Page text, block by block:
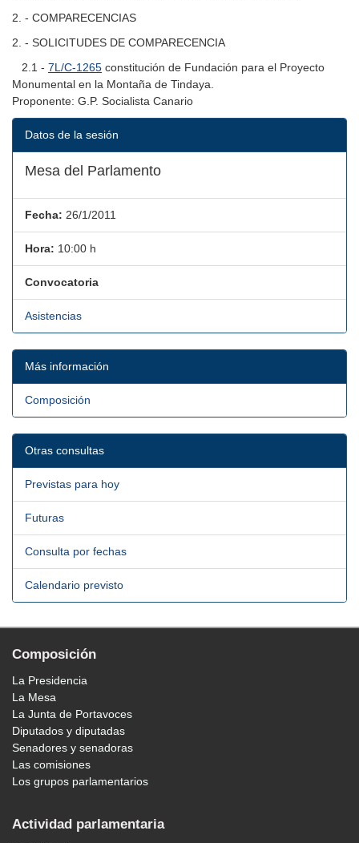
2. - COMPARECENCIAS
2. - SOLICITUDES DE COMPARECENCIA
2.1 - 7L/C-1265 constitución de Fundación para el Proyecto
Monumental en la Montaña de Tindaya.
Proponente: G.P. Socialista Canario
Datos de la sesión
Mesa del Parlamento
Fecha: 26/1/2011
Hora: 10:00 h
Convocatoria
Asistencias
Más información
Composición
Otras consultas
Previstas para hoy
Futuras
Consulta por fechas
Calendario previsto
Composición
La Presidencia
La Mesa
La Junta de Portavoces
Diputados y diputadas
Senadores y senadoras
Las comisiones
Los grupos parlamentarios
Actividad parlamentaria